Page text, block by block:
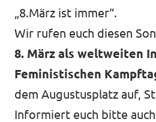
Transparenz
Impressum
„8.März ist immer“.
Wir rufen euch diesen
8. März als weltweiten
Feministischen
dem Augustusplatz auf,
Informiert euch bitte